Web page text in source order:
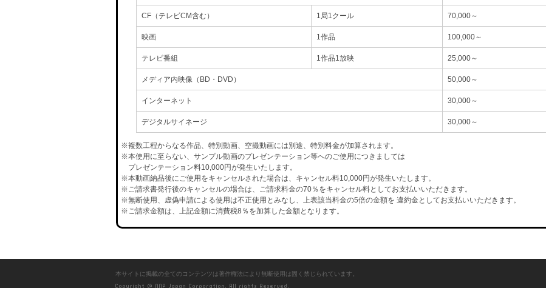
CF（テレビCM含む） 1局1クール 70,000～
映画 1作品 100,000～
テレビ番組 1作品1放映 25,000～
メディア内映像（BD・DVD） 50,000～
インターネット 30,000～
デジタルサイネージ 30,000～
※複数工程からなる作品、特別動画、空撮動画には別途、特別料金が加算されます。
※本使用に至らない、サンプル動画のプレゼンテーション等へのご使用につきましては
プレゼンテーション料10,000円が発生いたします。
※本動画納品後にご使用をキャンセルされた場合は、キャンセル料10,000円が発生いたします。
※ご請求書発行後のキャンセルの場合は、ご請求料金の70％をキャンセル料としてお支払いいただきます。
※無断使用、虚偽申請による使用は不正使用とみなし、上表該当料金の5倍の金額を 違約金としてお支払いいただきます。
※ご請求金額は、上記金額に消費税8％を加算した金額となります。
本サイトに掲載の全てのコンテンツは著作権法により無断使用は固く禁じられています。